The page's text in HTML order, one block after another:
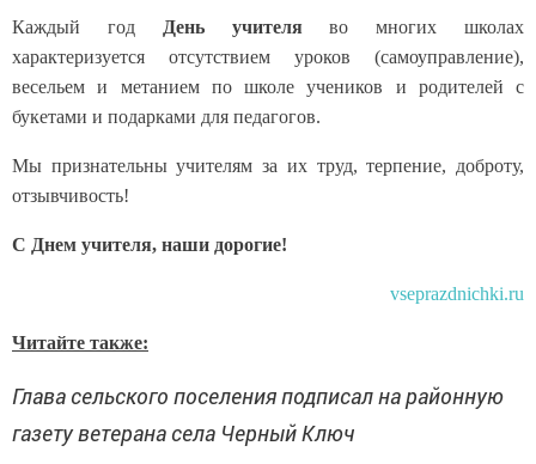
Каждый год День учителяво многих школах
характеризуется отсутствием уроков (самоуправление),
весельем и метанием по школе учеников и родителей с
букетами и подарками для педагогов.
Мы признательны учителям за их труд, терпение, доброту,
отзывчивость!
С Днем учителя, наши дорогие!
vseprazdnichki.ru
Читайте также:
Глава сельского поселения подписал на районную
газету ветерана села Черный Ключ